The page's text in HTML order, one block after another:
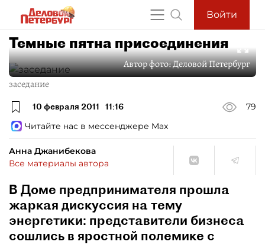
Войти
Темные пятна присоединения
Автор фото:Деловой Петербург
заседание
10 февраля 2011 11:16
79
Читайте нас в мессенджере Max
Анна Джанибекова
Все материалы автора
В Доме предпринимателя прошла
жаркая дискуссия на тему
энергетики: представители бизнеса
сошлись в яростной полемике с